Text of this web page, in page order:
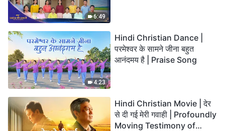
6:49
4:23
Hindi Christian Dance |
परमेश्वर के सामने जीना बहुत
आनंदमय है | Praise Song
Hindi Christian Movie | देर
से दी गई मेरी गवाही | Profoundly
Moving Testimony of